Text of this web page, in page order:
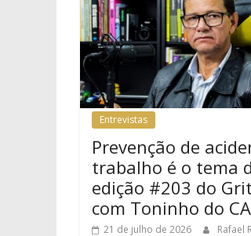
Entrevistas
Prevenção de
trabalho é o tema
edição #203 do
com Toninho do
21 de julho de 2026
Rafael